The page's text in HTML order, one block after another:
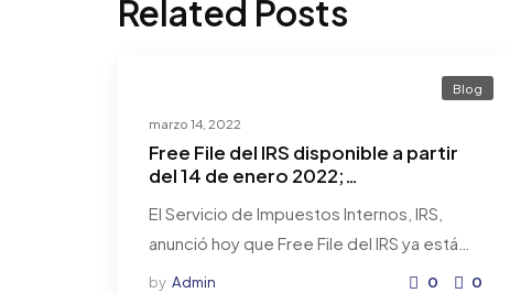
Related Posts
marzo 14, 2022
Blog
Free File del IRS disponible a partir
del 14 de enero 2022;
beneficios tributarios importantes.
El Servicio de Impuestos Internos, IRS,
anunció hoy que Free File del IRS ya está…
by Admin 0 0